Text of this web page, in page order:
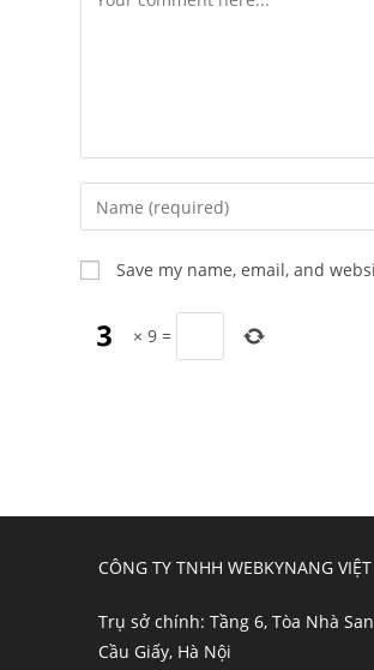
Save my name, email, and
×9 =
CÔNG TY TNHH WEBKYNANG
Trụ sở chính: Tầng 6, Tòa Nhà
Cầu Giấy, Hà Nội